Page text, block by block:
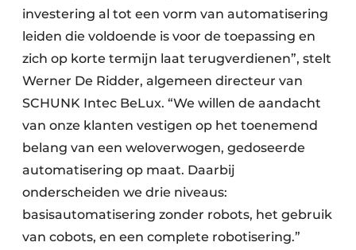
investering al tot een vorm van automatisering
leiden die voldoende is voor de toepassing en
zich op korte termijn laat terugverdienen”, stelt
Werner De Ridder, algemeen directeur van
SCHUNK Intec BeLux. “We willen de aandacht
van onze klanten vestigen op het toenemend
belang van een weloverwogen, gedoseerde
automatisering op maat. Daarbij
onderscheiden we drie niveaus:
basisautomatisering zonder robots, het gebruik
van cobots, en een complete robotisering.”